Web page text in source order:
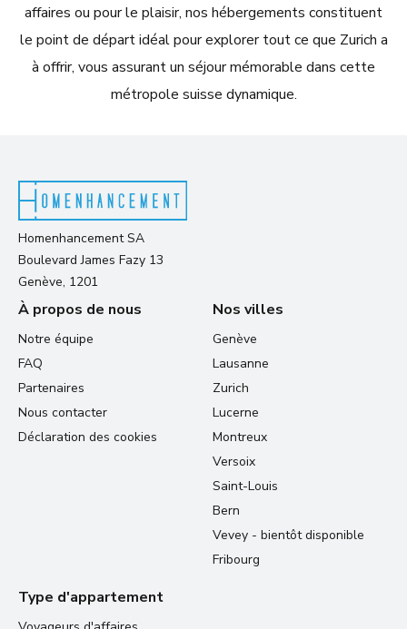
affaires ou pour le plaisir, nos hébergements constituent
le point de départ idéal pour explorer tout ce que Zurich a
à offrir, vous assurant un séjour mémorable dans cette
métropole suisse dynamique.
Homenhancement SA
Boulevard James Fazy 13
Genève, 1201
À propos de nous
Notre équipe
FAQ
Partenaires
Nous contacter
Déclaration des cookies
Nos villes
Genève
Lausanne
Zurich
Lucerne
Montreux
Versoix
Saint-Louis
Bern
Vevey - bientôt disponible
Fribourg
Type d'appartement